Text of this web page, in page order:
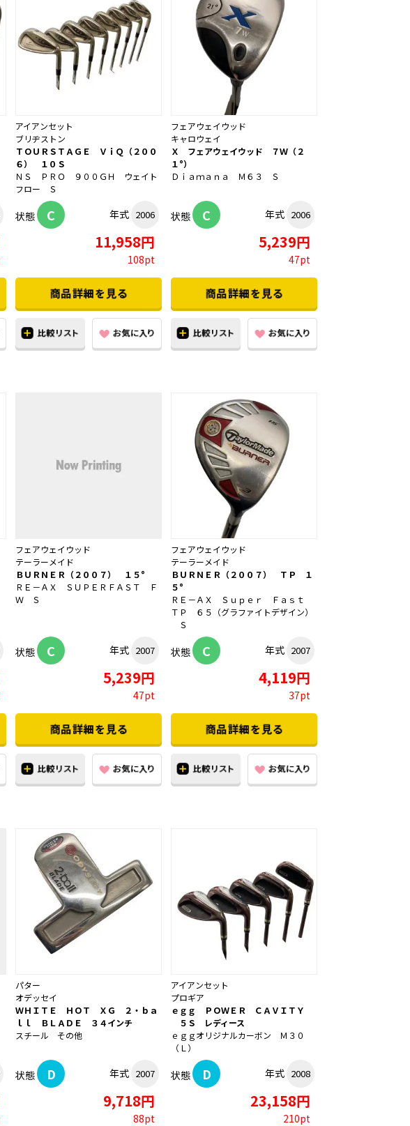
アイアンセット
ブリヂストン
ＴＯＵＲＳＴＡＧＥ ＶｉＱ（２００
６） １０Ｓ
ＮＳ ＰＲＯ ９００ＧＨ ウェイト
フロー Ｓ
状態 C 年式 2006
11,958円
108pt
フェアウェイウッド
キャロウェイ
Ｘ フェアウェイウッド ７Ｗ（２
１°）
Ｄｉａｍａｎａ Ｍ６３ Ｓ
状態 C 年式 2006
5,239円
47pt
フェアウェイウッド
テーラーメイド
ＢＵＲＮＥＲ（２００７） １５°
ＲＥ－ＡＸ ＳＵＰＥＲＦＡＳＴ Ｆ
Ｗ Ｓ
状態 C 年式 2007
5,239円
47pt
フェアウェイウッド
テーラーメイド
ＢＵＲＮＥＲ（２００７） ＴＰ １
５°
ＲＥ－ＡＸ Ｓｕｐｅｒ Ｆａｓｔ
ＴＰ ６５（グラファイトデザイン）
Ｓ
状態 C 年式 2007
4,119円
37pt
パター
オデッセイ
ＷＨＩＴＥ ＨＯＴ ＸＧ ２・ｂａ
ｌｌ ＢＬＡＤＥ ３４インチ
スチール その他
状態 D 年式 2007
9,718円
88pt
アイアンセット
プロギア
ｅｇｇ ＰＯＷＥＲ ＣＡＶＩＴＹ
５Ｓ レディース
ｅｇｇオリジナルカーボン Ｍ３０
（Ｌ）
状態 D 年式 2008
23,158円
210pt